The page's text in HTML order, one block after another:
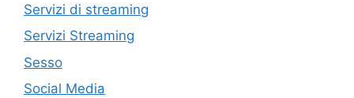
Servizi di streaming
Servizi Streaming
Sesso
Social Media